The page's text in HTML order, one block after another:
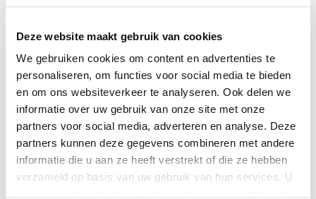
Deze website maakt gebruik van cookies
We gebruiken cookies om content en advertenties te
personaliseren, om functies voor social media te bieden
en om ons websiteverkeer te analyseren. Ook delen we
informatie over uw gebruik van onze site met onze
partners voor social media, adverteren en analyse. Deze
partners kunnen deze gegevens combineren met andere
informatie die u aan ze heeft verstrekt of die ze hebben
verzameld op basis van uw gebruik van hun services. U